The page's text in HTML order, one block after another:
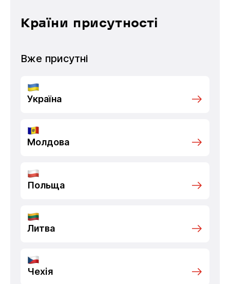
Країни присутності
Вже присутні
Україна
Молдова
Польща
Литва
Чехія